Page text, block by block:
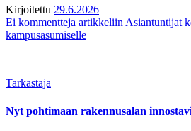
Kirjoitettu 29.6.2026
Ei kommentteja artikkeliin Asiantuntijat
kampusasumiselle
Tarkastaja
Nyt pohtimaan rakennusalan